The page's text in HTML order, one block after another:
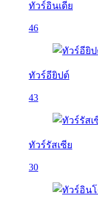
ทัวร์อินเดีย
46
ทัวร์อียิปต์
43
ทัวร์รัสเซีย
30